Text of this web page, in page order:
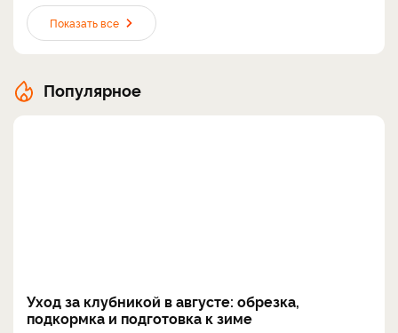
Показать все
Популярное
Уход за клубникой в августе: обрезка,
подкормка и подготовка к зиме